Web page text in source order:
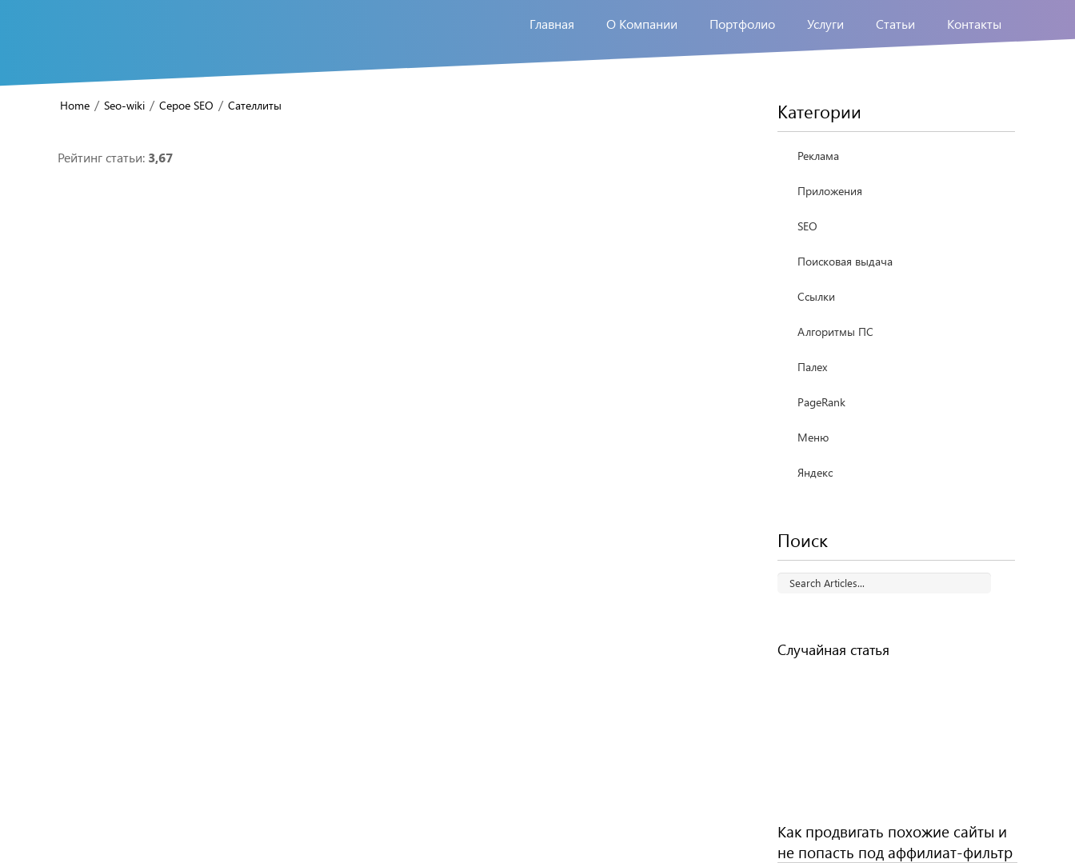
Главная О Компании Портфолио Услуги Статьи Контакты
Home / Seo-wiki / Серое SEO / Сателлиты
Рейтинг статьи: 3,67
Категории
Реклама
Приложения
SEO
Поисковая выдача
Ссылки
Алгоритмы ПС
Палех
PageRank
Меню
Яндекс
Поиск
Случайная статья
Как продвигать похожие сайты и
не попасть под аффилиат-фильтр